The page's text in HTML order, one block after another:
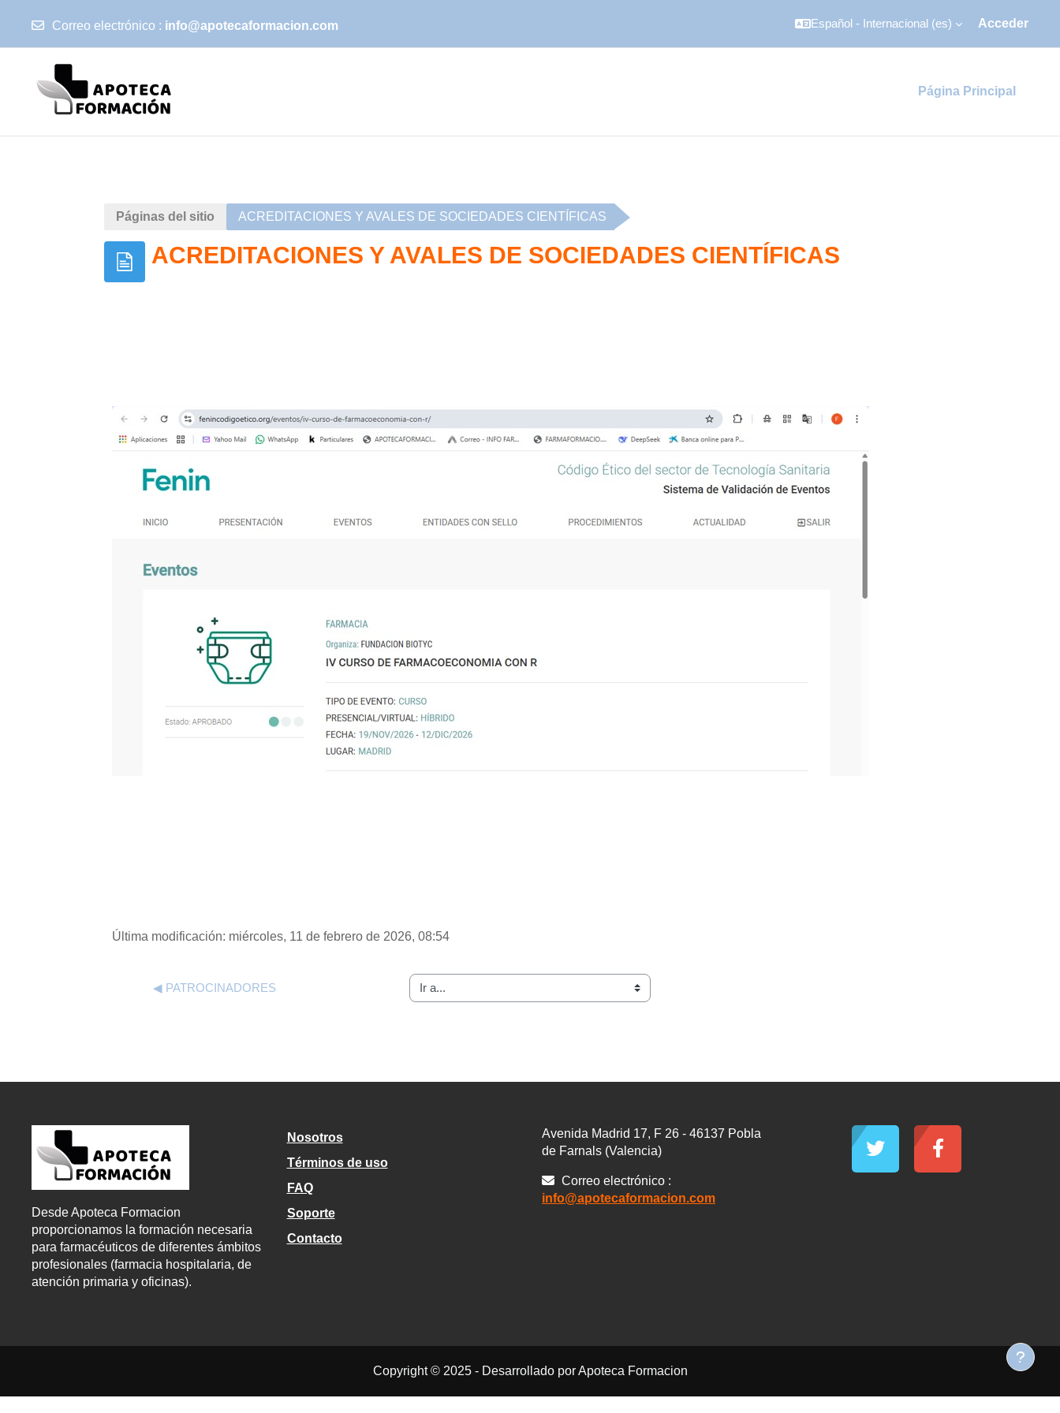
Correo electrónico : info@apotecaformacion.com Español - Internacional ‎(es)‎ Acceder
Página Principal
Páginas del sitio ACREDITACIONES Y AVALES DE SOCIEDADES CIENTÍFICAS
ACREDITACIONES Y AVALES DE SOCIEDADES CIENTÍFICAS
Última modificación: miércoles, 11 de febrero de 2026, 08:54
◀︎ PATROCINADORES Ir a...
Desde Apoteca Formacion
proporcionamos la formación necesaria
para farmacéuticos de diferentes ámbitos
profesionales (farmacia hospitalaria, de
atención primaria y oficinas).
Nosotros
Términos de uso
FAQ
Soporte
Contacto
Avenida Madrid 17, F 26 - 46137 Pobla
de Farnals (Valencia)
Correo electrónico :
info@apotecaformacion.com
Copyright © 2025 - Desarrollado por Apoteca Formacion